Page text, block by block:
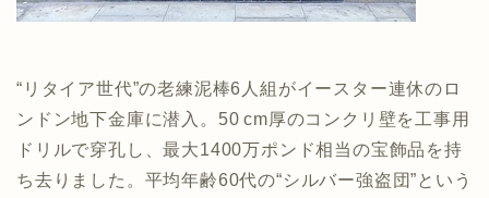
“リタイア世代”の老練泥棒6人組がイースター連休のロ
ンドン地下金庫に潜入。50 cm厚のコンクリ壁を工事用
ドリルで穿孔し、最大1400万ポンド相当の宝飾品を持
ち去りました。平均年齢60代の“シルバー強盗団”という